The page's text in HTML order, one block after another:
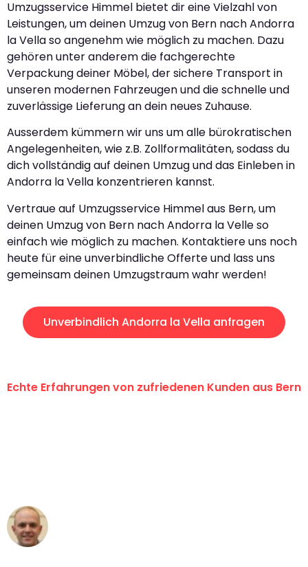
Umzugsservice Himmel bietet dir eine Vielzahl von
Leistungen, um deinen Umzug von Bern nach Andorra
la Vella so angenehm wie möglich zu machen. Dazu
gehören unter anderem die fachgerechte
Verpackung deiner Möbel, der sichere Transport in
unseren modernen Fahrzeugen und die schnelle und
zuverlässige Lieferung an dein neues Zuhause.
Ausserdem kümmern wir uns um alle bürokratischen
Angelegenheiten, wie z.B. Zollformalitäten, sodass du
dich vollständig auf deinen Umzug und das Einleben in
Andorra la Vella konzentrieren kannst.
Vertraue auf Umzugsservice Himmel aus Bern, um
deinen Umzug von Bern nach Andorra la Velle so
einfach wie möglich zu machen. Kontaktiere uns noch
heute für eine unverbindliche Offerte und lass uns
gemeinsam deinen Umzugstraum wahr werden!
Unverbindlich Andorra la Vella anfragen
Echte Erfahrungen von zufriedenen Kunden aus Bern